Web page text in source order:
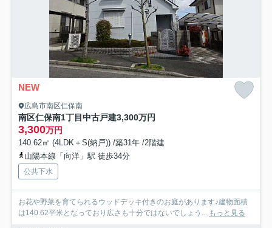
NEW
広島市南区仁保南
南区仁保南1丁目中古戸建3,300万円
3,300万円
140.62㎡ (4LDK＋S(納戸)) /築31年 /2階建
山陽本線「向洋」駅 徒歩34分
公共下水
お花や野菜を育てられるウッドデッキ付きのお庭があります♪建物面積
は140.62平米となっており広さも十分ではないでしょう... もっと見る